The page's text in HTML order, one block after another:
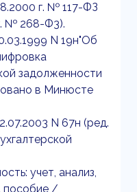
г. № 117-ФЗ
№ 268-Ф3).
N 19н"Об
задолженности
в Минюсте
N 67н (ред.
учет, анализ,
пособие /